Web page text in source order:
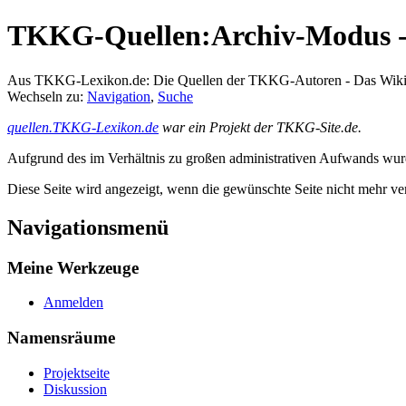
TKKG-Quellen:Archiv-Modus
Aus TKKG-Lexikon.de: Die Quellen der TKKG-Autoren - Das Wiki
Wechseln zu: Navigation, Suche
quellen.TKKG-Lexikon.de war ein Projekt der TKKG-Site.de.
Aufgrund des im Verhältnis zu großen administrativen Aufwands
Diese Seite wird angezeigt, wenn die gewünschte Seite nicht mehr
Navigationsmenü
Meine Werkzeuge
Anmelden
Namensräume
Projektseite
Diskussion